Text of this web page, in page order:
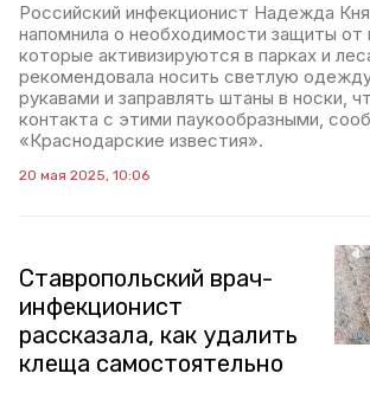
Российский инфекционист Надежда
напомнила о необходимости защиты от
которые активизируются в парках и
рекомендовала носить светлую
рукавами и заправлять штаны в носки,
контакта с этими паукообразными,
«Краснодарские известия».
20 мая 2025, 10:06
Ставропольский врач-
инфекционист
рассказала, как удалить
клеща самостоятельно